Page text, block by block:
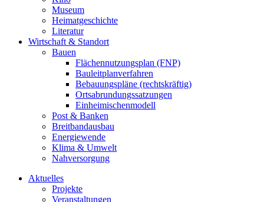
Museum
Heimatgeschichte
Literatur
Wirtschaft & Standort
Bauen
Flächennutzungsplan (FNP)
Bauleitplanverfahren
Bebauungspläne (rechtskräftig)
Ortsabrundungssatzungen
Einheimischenmodell
Post & Banken
Breitbandausbau
Energiewende
Klima & Umwelt
Nahversorgung
Aktuelles
Projekte
Veranstaltungen